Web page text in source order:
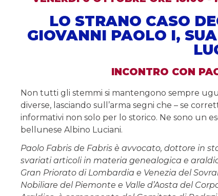
LO STRANO CASO
GIOVANNI PAOLO I,
INCONTRO CON
Non tutti gli stemmi si mantengono sempre
diverse, lasciando sull’arma segni che – se
informativi non solo per lo storico. Ne sono un
bellunese Albino Luciani.
Paolo Fabris de Fabris è avvocato, dottore in
svariati articoli in materia genealogica e
Gran Priorato di Lombardia e Venezia del
Nobiliare del Piemonte e Valle d’Aosta del